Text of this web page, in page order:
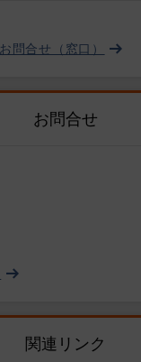
お問合せ（窓口）
お問合せ
関連リンク